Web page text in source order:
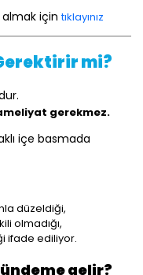
almak içintıklayınız
mi?
gerekmez.
içe basmada
düzeldiği,
olmadığı,
ifade ediliyor.
gelir?